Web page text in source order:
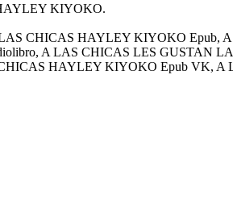
KIYOKO.
CHICAS HAYLEY KIYOKO Epub,
A LAS CHICAS LES GUSTAN
HAYLEY KIYOKO Epub VK, A